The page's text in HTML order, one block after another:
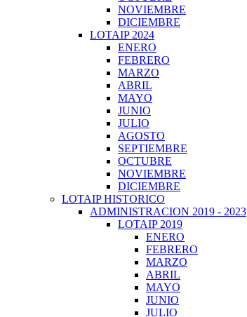
NOVIEMBRE
DICIEMBRE
LOTAIP 2024
ENERO
FEBRERO
MARZO
ABRIL
MAYO
JUNIO
JULIO
AGOSTO
SEPTIEMBRE
OCTUBRE
NOVIEMBRE
DICIEMBRE
LOTAIP HISTORICO
ADMINISTRACION 2019 - 2023
LOTAIP 2019
ENERO
FEBRERO
MARZO
ABRIL
MAYO
JUNIO
JULIO